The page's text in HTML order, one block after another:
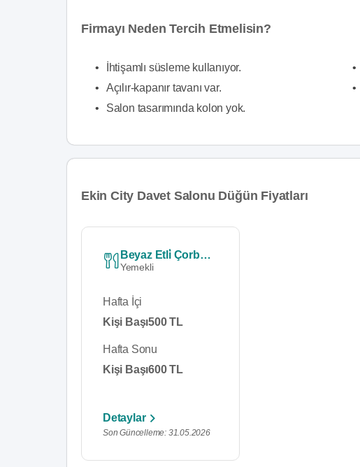
Firmayı Neden Tercih Etmelisin?
•
İhtişamlı süsleme kullanıyor.
•
Açılır-kapanır tavanı var.
•
Salon tasarımında kolon yok.
•
•
Ekin City Davet Salonu Düğün Fiyatları
Beyaz Etli̇ Çorbali Menü
Yemekli
Hafta İçi
Kişi Başı500 TL
Hafta Sonu
Kişi Başı600 TL
Detaylar
Son Güncelleme: 31.05.2026